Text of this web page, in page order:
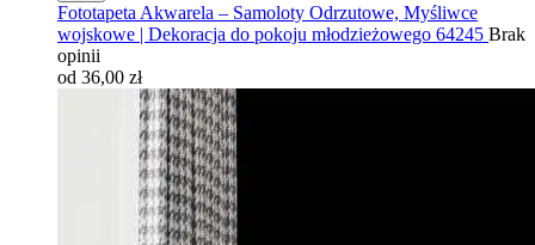
Fototapeta Akwarela – Samoloty Odrzutowe, Myśliwce
wojskowe | Dekoracja do pokoju młodzieżowego 64245 Brak
opinii
od 36,00 zł